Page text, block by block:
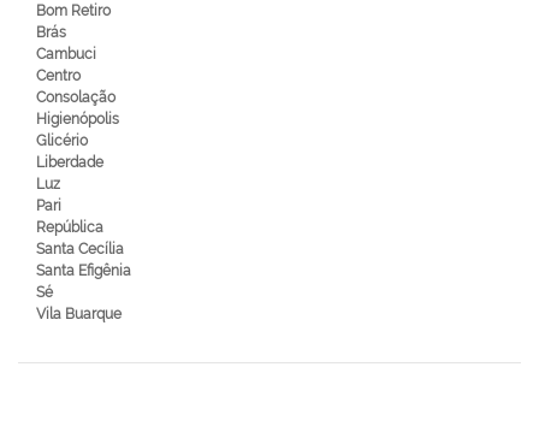
Bom Retiro
Brás
Cambuci
Centro
Consolação
Higienópolis
Glicério
Liberdade
Luz
Pari
República
Santa Cecília
Santa Efigênia
Sé
Vila Buarque